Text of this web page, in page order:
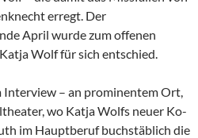
erregt. Der
April wurde zum offenen
Wolf für sich entschied.
Interview – an prominentem Ort,
wo Katja Wolfs neuer Ko-
im Hauptberuf buchstäblich die